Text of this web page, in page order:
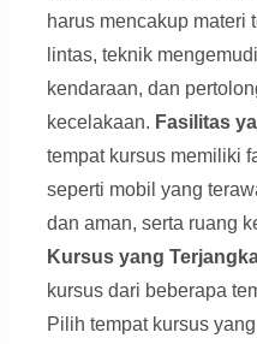
harus mencakup materi
lintas, teknik
kendaraan, dan
kecelakaan. Fasilitas
tempat kursus memiliki
seperti mobil yang
dan aman, serta ruang
Kursus yang
kursus dari beberapa
Pilih tempat kursus